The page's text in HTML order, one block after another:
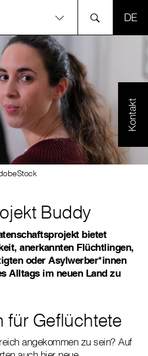
Kontakt
Buddy
bietet
anerkannten Flüchtlingen,
oder Asylwerber*innen
Alltags im neuen Land zu
für Geflüchtete
angekommen zu sein? Auf